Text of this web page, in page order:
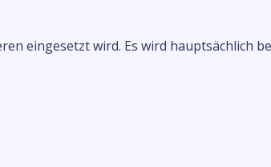
eingesetzt wird. Es wird hauptsächlich